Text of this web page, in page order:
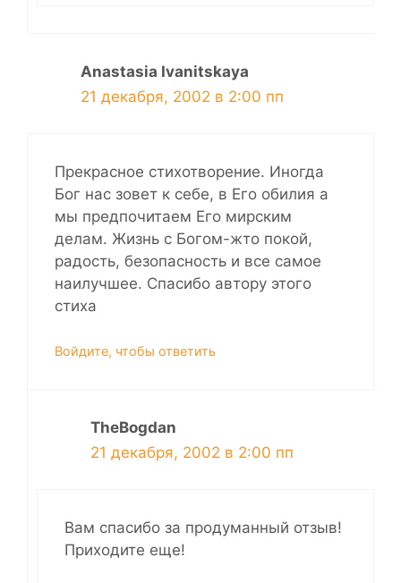
Anastasia Ivanitskaya
21 декабря, 2002 в 2:00 пп
Прекрасное стихотворение. Иногда
Бог нас зовет к себе, в Его обилия а
мы предпочитаем Его мирским
делам. Жизнь с Богом-жто покой,
радость, безопасность и все самое
наилучшее. Спасибо автору этого
стиха
Войдите, чтобы ответить
TheBogdan
21 декабря, 2002 в 2:00 пп
Вам спасибо за продуманный отзыв!
Приходите еще!